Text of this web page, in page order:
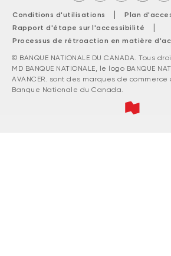
Conditions d'utilisations |
Plan
Rapport d'étape sur l'accessibilité
|
Processus de rétroaction en matière
© BANQUE NATIONALE DU CANADA. Tous
MD BANQUE NATIONALE, le logo BANQUE
AVANCER. sont des marques de
Banque Nationale du Canada.